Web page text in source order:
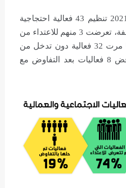
شهد الربع الأول من 2021 تنظيم 43 فعالية احتجاجية
اجتماعية وعمالية مختلفة، تعرضت 3 منهم للاعتداء من
قبل أجهزة الأمن فيما مرت 32 فعالية دون تدخل من
الأجهزة الأمنية، وتم فض 8 فعاليات بعد التفاوض مع